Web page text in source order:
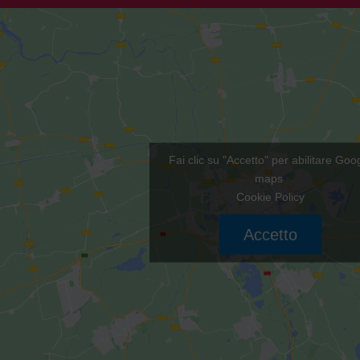
Fai clic su "Accetto" per abilitare
maps
Cookie Policy
Accetto